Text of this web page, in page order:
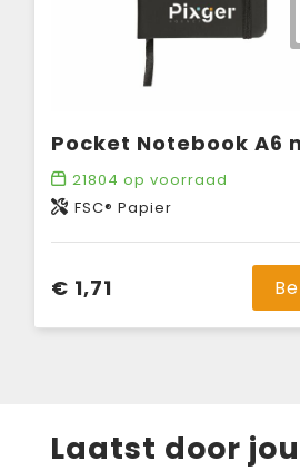
21804 op voorraad
FSC® Papier
€ 1,71
Laatst door